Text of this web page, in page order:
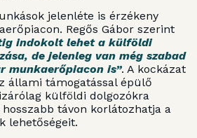
jelenléte is érzékeny
Regős Gábor szerint
indokolt lehet a külföldi
de jelenleg van még szabad
munkaerőpiacon is”. A kockázat
állami támogatással épülő
külföldi dolgozókra
távon korlátozhatja a
lehetőségeit.